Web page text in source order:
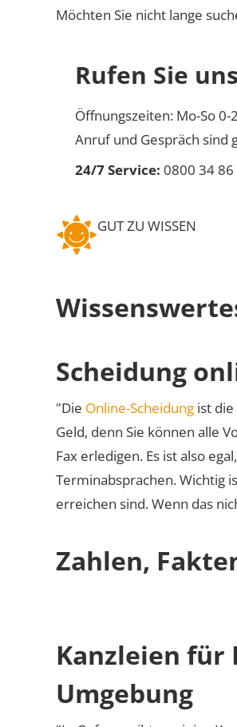
Möchten Sie nicht lange
Rufen Sie
Öffnungszeiten: Mo-So 0-
Anruf und Gespräch sind
24/7 Service: 0800 34 86
GUT ZU WISSEN
Scheidung
"Die Online-Scheidung ist
Geld, denn Sie können alle
Fax erledigen. Es ist also
Terminabsprachen. Wichtig
erreichen sind. Wenn das
Zahlen,
Kanzleien für
Umgebung